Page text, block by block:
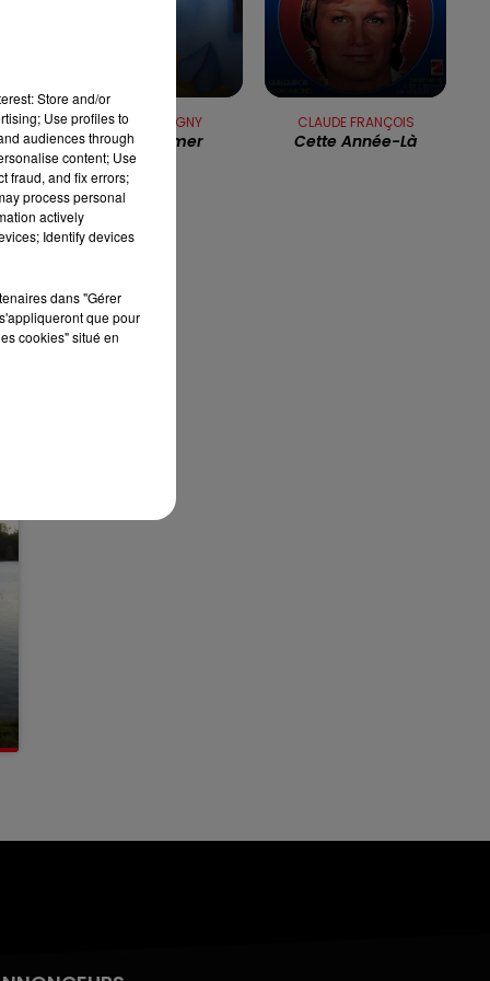
LES APRÈS-MIDI QUI CHANTENT
FLORENT PAGNY
Savoir Aimer
CLAUDE FRANÇOIS
Cette Année-Là
Store and/or
Use profiles to
audiences through
content; Use
fraud, and fix errors;
process personal
actively
Identify devices
dans "Gérer
que pour
cookies" situé en